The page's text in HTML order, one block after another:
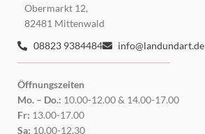
Obermarkt 12,
82481 Mittenwald
08823 9384484
info@landundart.de
Öffnungszeiten
Mo. – Do.: 10.00-12.00 & 14.00-17.00
Fr: 13.00-17.00
Sa: 10.00-12.30